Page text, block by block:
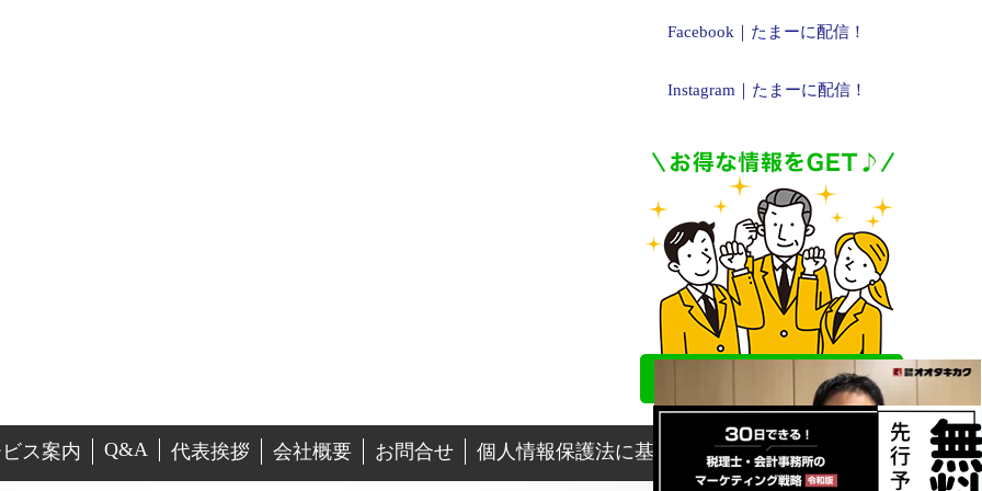
Facebook｜たまーに配信！
Instagram｜たまーに配信！
ス案内 Q&A 代表挨拶 会社概要 お問合せ 個人情報保護法に基づく表記